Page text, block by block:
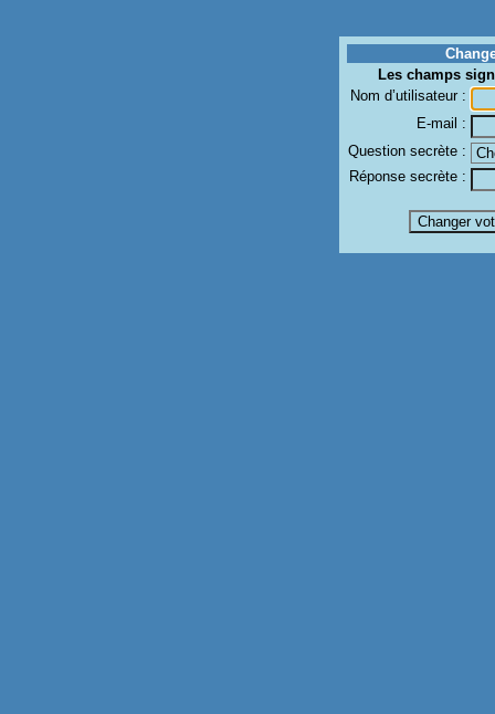
Les champs
Nom d’utilisateur :
E-mail :
Question secrète :
Réponse secrète :